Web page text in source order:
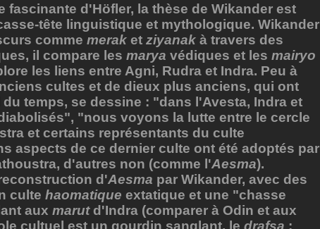
fascinante d'Höfler, la thèse de Wikander est
tête linguistique et mythologique. Wikander
comme merak et ziyanak à travers des
il compare les marya védiques et les mairyo
les liens entre Agni, Rudra et Indra. Peu à
cultes et de dieux plus anciens, qui ont
temps, se dessine : "dans l'Avesta, Indra et
"nous voyons la lutte entre le cercle
et certains représentants du culte
aspects de ce dernier culte ont été adoptés par
d'autres non (comme l'Aesma).
d'Aesma par Wikander, avec des
culte haomatique extatique et une "chasse
aux marutd'Indra (comparer à Odin et aux
cultuel est un gourdin sanglant, le drafsa ;